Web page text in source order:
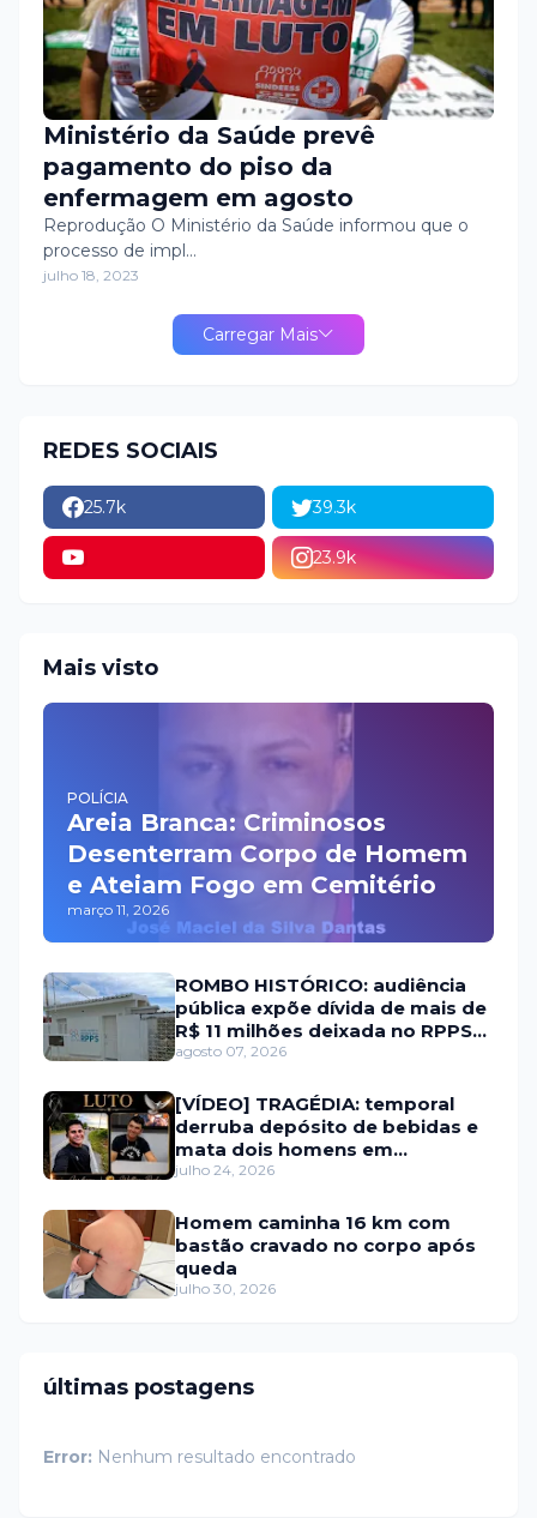
Ministério da Saúde prevê
pagamento do piso da
enfermagem em agosto
Reprodução O Ministério da Saúde informou que o
processo de impl…
julho 18, 2023
Carregar Mais
REDES SOCIAIS
25.7k 39.3k
23.9k
Mais visto
POLÍCIA
Areia Branca: Criminosos
Desenterram Corpo de Homem
e Ateiam Fogo em Cemitério
março 11, 2026
ROMBO HISTÓRICO: audiência
pública expõe dívida de mais de
R$ 11 milhões deixada no RPPS
de Itaú RN
agosto 07, 2026
[VÍDEO] TRAGÉDIA: temporal
derruba depósito de bebidas e
mata dois homens em
Portalegre
julho 24, 2026
Homem caminha 16 km com
bastão cravado no corpo após
queda
julho 30, 2026
últimas postagens
Error: Nenhum resultado encontrado